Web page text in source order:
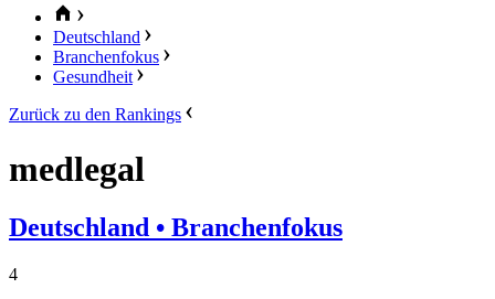
Deutschland
Branchenfokus
Gesundheit
Zurück zu den Rankings
medlegal
Deutschland • Branchenfokus
4